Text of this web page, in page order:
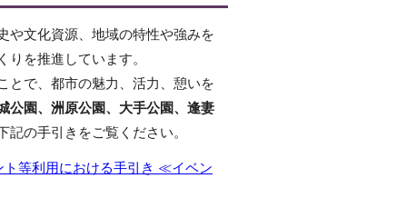
や文化資源、地域の特性や強みを
を推進しています。
とで、都市の魅力、活力、憩いを
公園、洲原公園、大手公園、逢妻
の手引きをご覧ください。
ト等利用における手引き ≪イベン